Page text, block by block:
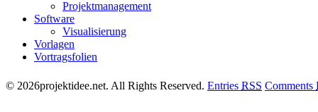
Projektmanagement
Software
Visualisierung
Vorlagen
Vortragsfolien
© 2026projektidee.net. All Rights Reserved. Entries RSS Comments